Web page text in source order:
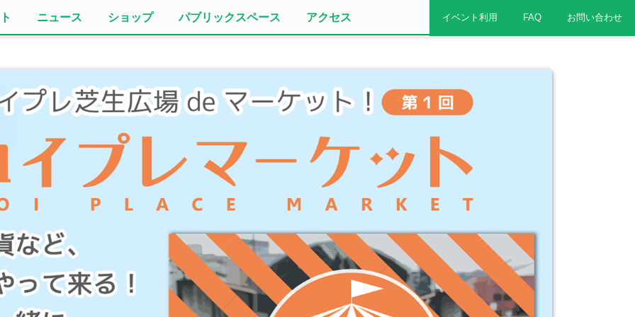
ニュース ショップ パブリックスペース アクセス イベント利用 FAQ お問い合わせ